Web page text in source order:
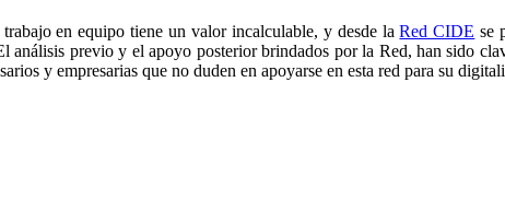
en equipo tiene un valor incalculable, y desde laRed CIDE se
análisis previo y el apoyo posterior brindados por la Red, han sido
y empresarias que no duden en apoyarse en esta red para su